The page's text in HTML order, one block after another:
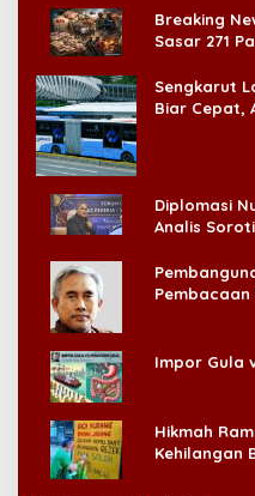
Breaking
Sasar 271
Sengkarut
Biar Cepat,
Diplomasi
Analis
Impor Gula
Hikmah
Kehilangan